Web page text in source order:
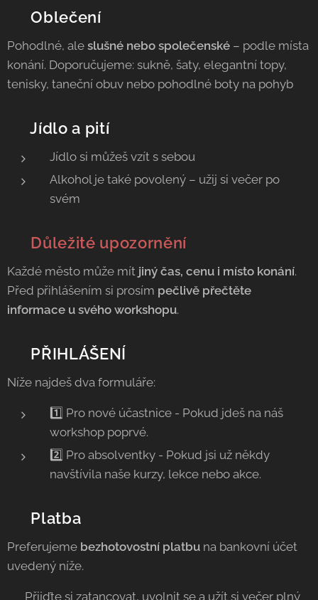
👗 Oblečení
Pohodlné, ale slušné nebo společenské – podle místa
konání. Doporučujeme: sukně, šaty, elegantní topy,
tenisky, taneční obuv nebo pohodlné boty na pohyb
🍽️ Jídlo a pití
Jídlo si můžeš vzít s sebou
Alkohol je také povolený – užij si večer po
svém
📍 Důležité upozornění
Každé město může mít jiný čas, cenu i místo konání.
Před přihlášením si prosím pečlivě přečtěte
informace u svého workshopu.
📝 PŘIHLÁŠENÍ
Níže najdeš dva formuláře:
1️⃣ Pro nové účastnice - Pokud jdeš na náš
workshop poprvé.
2️⃣ Pro absolventky - Pokud jsi už někdy
navštívila naše kurzy, lekce nebo akce.
💳 Platba
Preferujeme bezhotovostní platbu na bankovní účet
uvedený níže.
🔥 Přijďte si zatancovat, uvolnit se a užít si večer plný